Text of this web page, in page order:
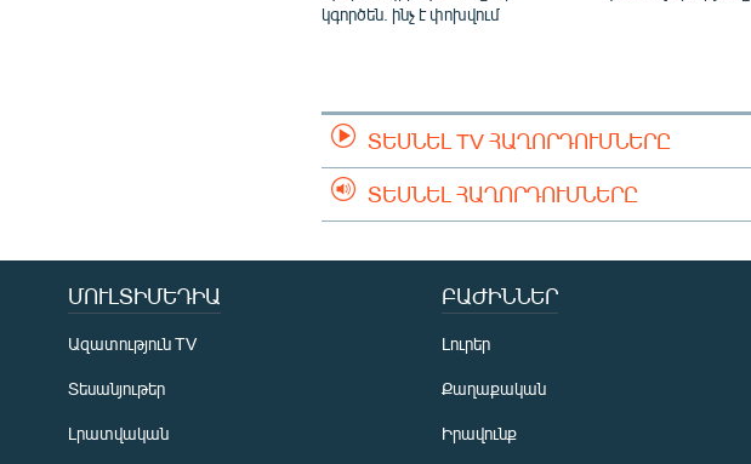
կգործեն. ինչ է փոխվում
ՏԵՍՆԵԼ TV ՀԱՂՈՐԴՈՒՄՆԵՐԸ
ՏԵՍՆԵԼ ՀԱՂՈՐԴՈՒՄՆԵՐԸ
ՄՈՒԼՏԻՄԵԴԻԱ
Ազատություն TV
Տեսանյութեր
Լրատվական
ԲԱԺԻՆՆԵՐ
Լուրեր
Քաղաքական
Իրավունք